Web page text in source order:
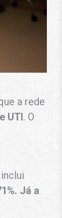
a rede
UTI. O
Já a